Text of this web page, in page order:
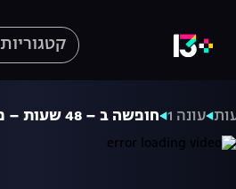
קטגוריות
עונה 1 חופשה ב – 48 שעות – פרק 27 – מערב אוסטרליה